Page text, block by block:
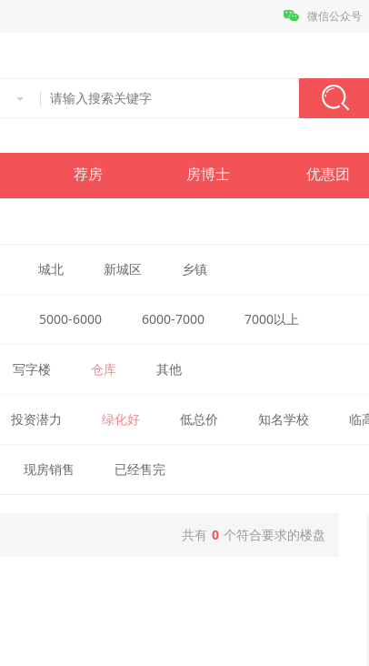
微信公众号
荐房 房博士 优惠团
城北 新城区 乡镇
5000-6000 6000-7000 7000以上
写字楼 仓库 其他
投资潜力 绿化好 低总价 知名学校 临
现房销售 已经售完
共有 0 个符合要求的楼盘